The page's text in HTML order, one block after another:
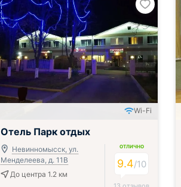
Wi-Fi
Отель Парк отдых
Невинномысск, ул.
Менделеева, д. 11В
До центра 1.2 км
ОТЛИЧНО
9.4/10